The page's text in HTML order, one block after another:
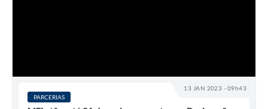
13 JAN 2023 - 09h43
PARCERIAS